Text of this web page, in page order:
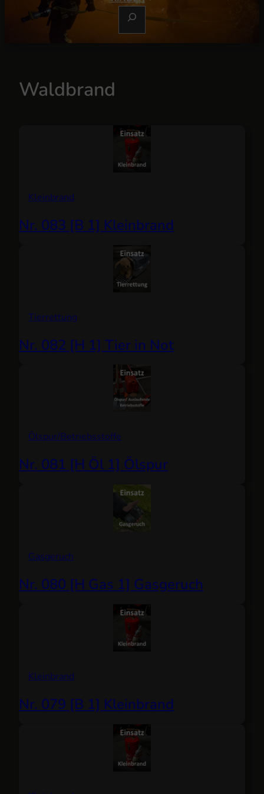
C
Waldbrand
Kleinbrand
Nr. 083 [B 1] Kleinbrand
Tierrettung
Nr. 082 [H 1] Tier in Not
Ölspur/Betriebsstoffe
Nr. 081 [H Öl 1] Ölspur
Gasgeruch
Nr. 080 [H Gas 1] Gasgeruch
Kleinbrand
Nr. 079 [B 1] Kleinbrand